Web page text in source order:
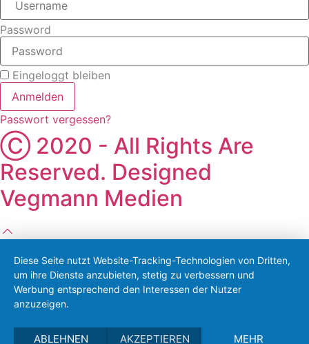
Password
Eingeloggt bleiben
Anmelden
Passwort vergessen?
Ⓒ 2020 - All Rights Are
Reserved. Designed
Vegmann Medien
Diese Seite nutzt Website-Tracking-Technologien von Dritten,
um ihre Dienste anzubieten, stetig zu verbessern und
Werbung entsprechend den Interessen der Nutzer
anzuzeigen.
ABLEHNEN AKZEPTIEREN MEHR